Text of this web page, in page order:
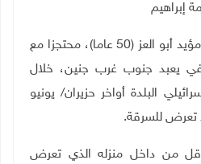
بعد خمس ساعات قضاها مؤيد أبو العز (50 عاما)، محتجزا مع
يعبد جنوب غرب جنين، خلال
البلدة أواخر حزيران/ يونيو
تعرض للسرقة.
من داخل منزله الذي تعرض